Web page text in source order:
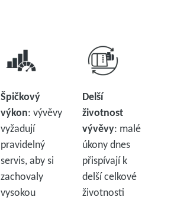
Špičkový
výkon: vývěvy
vyžadují
pravidelný
servis, aby si
zachovaly
vysokou
Delší
životnost
vývěvy: malé
úkony dnes
přispívají k
delší celkové
životnosti